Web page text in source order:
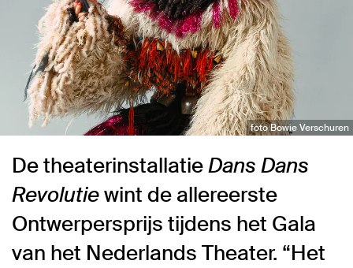
foto Bowie Verschuren
De theaterinstallatieDans Dans
Revolutiewint de allereerste
Ontwerpersprijs tijdens het Gala
van het Nederlands Theater. “Het